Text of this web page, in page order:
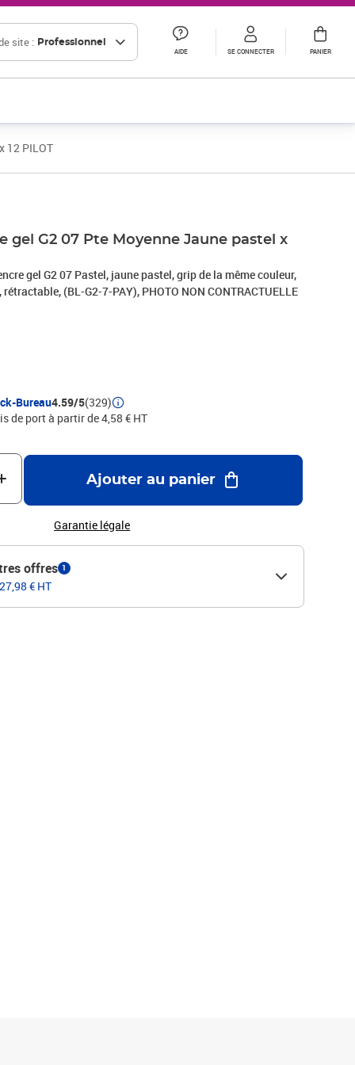
site : Professionnel
AIDE SE CONNECTER PANIER
12 PILOT
gel G2 07 Pte Moyenne Jaune pastel x
gel G2 07 Pastel, jaune pastel, grip de la même couleur,
(BL-G2-7-PAY), PHOTO NON CONTRACTUELLE
Bureau4.59/5(329)
de port à partir de 4,58 € HT
Ajouter au panier
Garantie légale
offres 1
€ HT